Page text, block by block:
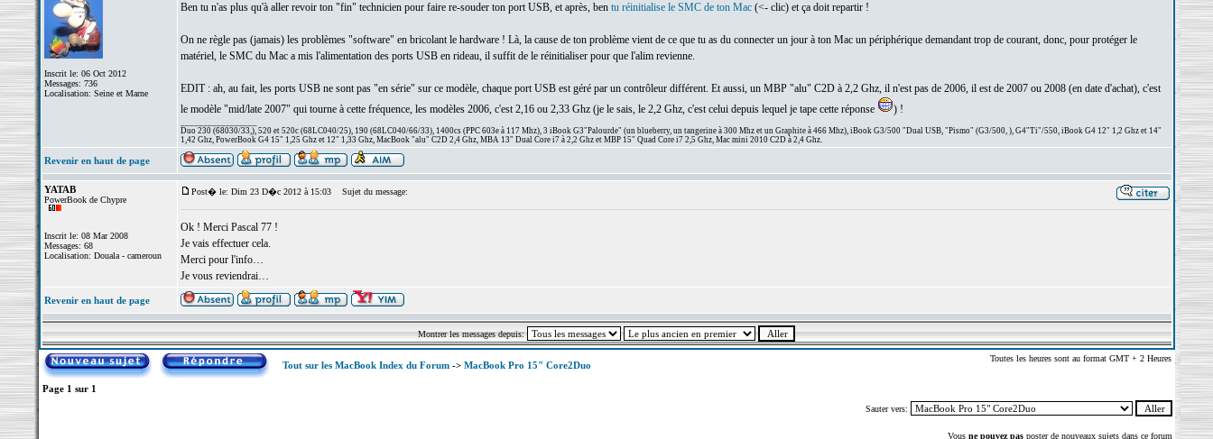
Inscrit le: 06 Oct 2012
Messages: 736
Localisation: Seine et Marne
Ben tu n'as plus qu'à aller revoir ton "fin" technicien pour faire re-souder ton port USB, et après, ben tu réinitialise le SMC de ton Mac(<- clic) et ça doit repartir !
On ne règle pas (jamais) les problèmes "software" en bricolant le hardware ! Là, la cause de ton problème vient de ce que tu as du connecter un jour à ton Mac un périphérique demandant trop de courant, donc, pour protéger le
matériel, le SMC du Mac a mis l'alimentation des ports USB en rideau, il suffit de le réinitialiser pour que l'alim revienne.
EDIT : ah, au fait, les ports USB ne sont pas "en série" sur ce modèle, chaque port USB est géré par un contrôleur différent. Et aussi, un MBP "alu" C2D à 2,2 Ghz, il n'est pas de 2006, il est de 2007 ou 2008 (en date d'achat), c'est
le modèle "mid/late 2007" qui tourne à cette fréquence, les modèles 2006, c'est 2,16 ou 2,33 Ghz (je le sais, le 2,2 Ghz, c'est celui depuis lequel je tape cette réponse
) !
Duo 230 (68030/33,), 520 et 520c (68LC040/25), 190 (68LC040/66/33), 1400cs (PPC 603e à 117 Mhz), 3 iBook G3"Palourde" (un blueberry, un tangerine à 300 Mhz et un Graphite à 466 Mhz), iBook G3/500 "Dual USB, "Pismo" (G3/500, ), G4"Ti"/550, iBook G4 12" 1,2 Ghz et 14"
1,42 Ghz, PowerBook G4 15" 1,25 Ghz et 12" 1,33 Ghz, MacBook "alu" C2D 2,4 Ghz, MBA 13" Dual Core i7 à 2,2 Ghz et MBP 15" Quad Core i7 2,5 Ghz, Mac mini 2010 C2D à 2,4 Ghz.
Revenir en haut de page
YATAB
PowerBook de Chypre
Inscrit le: 08 Mar 2008
Messages: 68
Localisation: Douala - cameroun
Post� le: Dim 23 D�c 2012 à 15:03 Sujet du message:
Ok ! Merci Pascal 77 !
Je vais effectuer cela.
Merci pour l'info…
Je vous reviendrai…
Revenir en haut de page
Montrer les messages depuis:
Tout sur les MacBook Index du Forum-> MacBook Pro 15" Core2Duo
Toutes les heures sont au format GMT + 2 Heures
Page 1 sur 1
Sauter vers:
Vous ne pouvez pasposter de nouveaux sujets dans ce forum